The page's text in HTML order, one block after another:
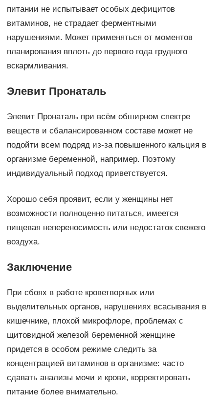
питании не испытывает особых дефицитов
витаминов, не страдает ферментными
нарушениями. Может применяться от моментов
планирования вплоть до первого года грудного
вскармливания.
Элевит Пронаталь
Элевит Пронаталь при всём обширном спектре
веществ и сбалансированном составе может не
подойти всем подряд из-за повышенного кальция в
организме беременной, например. Поэтому
индивидуальный подход приветствуется.
Хорошо себя проявит, если у женщины нет
возможности полноценно питаться, имеется
пищевая непереносимость или недостаток свежего
воздуха.
Заключение
При сбоях в работе кроветворных или
выделительных органов, нарушениях всасывания в
кишечнике, плохой микрофлоре, проблемах с
щитовидной железой беременной женщине
придется в особом режиме следить за
концентрацией витаминов в организме: часто
сдавать анализы мочи и крови, корректировать
питание более внимательно.